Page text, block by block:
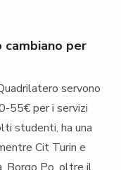
per
servono
55€ per i servizi
studenti, ha una
Cit Turin e